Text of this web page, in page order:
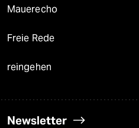
Mauerecho
Freie Rede
reingehen
Newsletter